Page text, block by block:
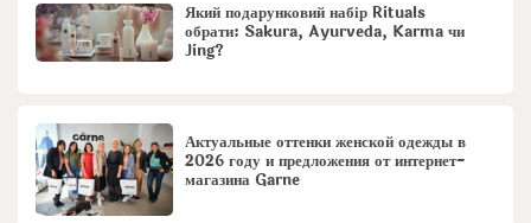
Який подарунковий набір Rituals
обрати: Sakura, Ayurveda, Karma чи
Jing?
Актуальные оттенки женской одежды в
2026 году и предложения от интернет-
магазина Garne